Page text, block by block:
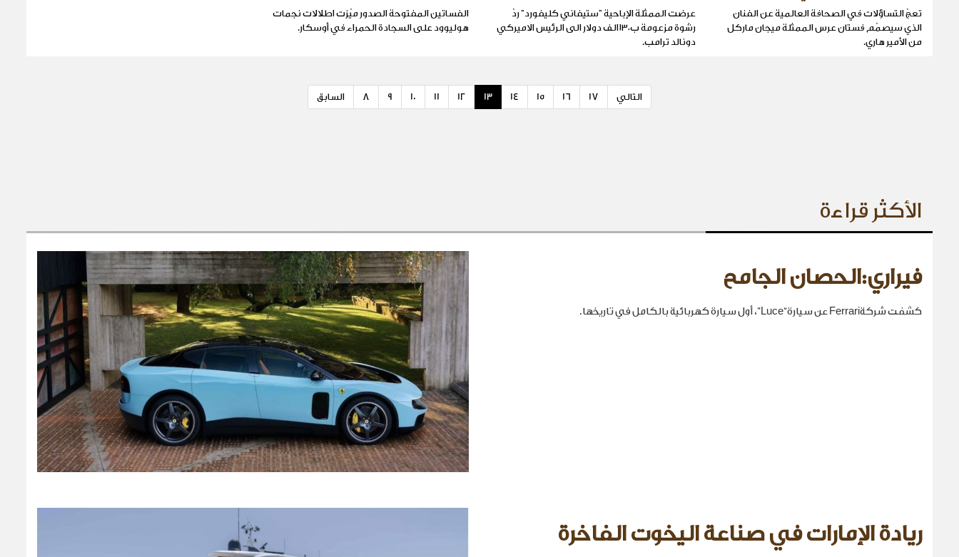
تعجّ التساؤلات في الصحافة العالمية عن الفنان
الذي سيصمّم فستان عرس الممثلة ميجان ماركل
من الأمير هاري.
عرضت الممثلة الإباحية "ستيفاني كليفورد" ردّ
رشوة مزعومة ب١٣٠الف دولار الى الرئيس الاميركي
دونالد ترامب.
الفساتين المفتوحة الصدور ميّزت اطلالات نجمات
هوليوود على السجادة الحمراء في أوسكار.
السابق 8 9 10 11 12 13 14 15 16 17 التالي
الأكثر قراءة
فيراري:الحصان الجامح
كشفت شركةFerrari عن سيارة“Luce”، أول سيارة كهربائية بالكامل في تاريخها.
ريادة الإمارات في صناعة اليخوت الفاخرة